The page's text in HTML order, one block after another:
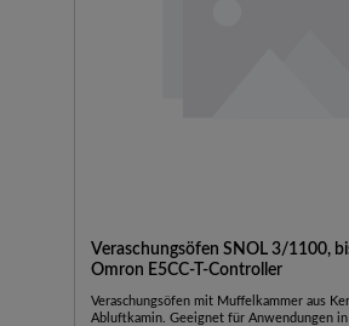
Veraschungsöfen SNOL 3/1100,
Omron E5CC-T-Controller
Veraschungsöfen mit Muffelkammer aus
Abluftkamin. Geeignet für Anwendungen